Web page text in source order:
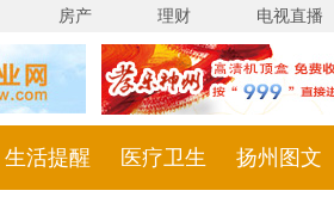
房产 理财 电视直播
生活提醒 医疗卫生 扬州图文